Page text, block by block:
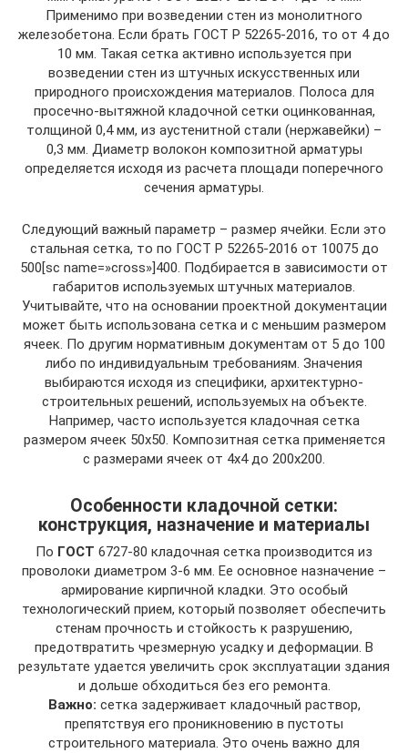
Применимо при возведении стен из монолитного
железобетона. Если брать ГОСТ Р 52265-2016, то от 4 до
10 мм. Такая сетка активно используется при
возведении стен из штучных искусственных или
природного происхождения материалов. Полоса для
просечно-вытяжной кладочной сетки оцинкованная,
толщиной 0,4 мм, из аустенитной стали (нержавейки) –
0,3 мм. Диаметр волокон композитной арматуры
определяется исходя из расчета площади поперечного
сечения арматуры.
Следующий важный параметр – размер ячейки. Если это
стальная сетка, то по ГОСТ Р 52265-2016 от 10075 до
500[sc name=»cross»]400. Подбирается в зависимости от
габаритов используемых штучных материалов.
Учитывайте, что на основании проектной документации
может быть использована сетка и с меньшим размером
ячеек. По другим нормативным документам от 5 до 100
либо по индивидуальным требованиям. Значения
выбираются исходя из специфики, архитектурно-
строительных решений, используемых на объекте.
Например, часто используется кладочная сетка
размером ячеек 50х50. Композитная сетка применяется
с размерами ячеек от 4х4 до 200х200.
Особенности кладочной сетки:
конструкция, назначение и материалы
По ГОСТ 6727-80 кладочная сетка производится из
проволоки диаметром 3-6 мм. Ее основное назначение –
армирование кирпичной кладки. Это особый
технологический прием, который позволяет обеспечить
стенам прочность и стойкость к разрушению,
предотвратить чрезмерную усадку и деформации. В
результате удается увеличить срок эксплуатации здания
и дольше обходиться без его ремонта.
Важно: сетка задерживает кладочный раствор,
препятствуя его проникновению в пустоты
строительного материала. Это очень важно для